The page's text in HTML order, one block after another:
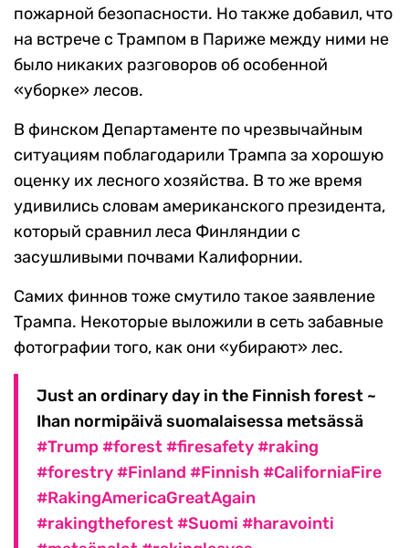
пожарной безопасности. Но также добавил, что
на встрече с Трампом в Париже между ними не
было никаких разговоров об особенной
«уборке» лесов.
В финском Департаменте по чрезвычайным
ситуациям поблагодарили Трампа за хорошую
оценку их лесного хозяйства. В то же время
удивились словам американского президента,
который сравнил леса Финляндии с
засушливыми почвами Калифорнии.
Самих финнов тоже смутило такое заявление
Трампа. Некоторые выложили в сеть забавные
фотографии того, как они «убирают» лес.
Just an ordinary day in the Finnish forest ~
Ihan normipäivä suomalaisessa metsässä
#Trump#forest#firesafety#raking
#forestry#Finland #Finnish#CaliforniaFire
#RakingAmericaGreatAgain
#rakingtheforest#Suomi #haravointi